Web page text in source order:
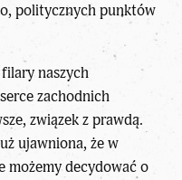
politycznych punktów
naszych
zachodnich
związek z prawdą.
ujawniona, że w
możemy decydować o